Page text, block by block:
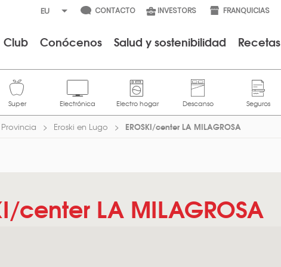
CONTACTO INVESTORS FRANQUICIAS
Club Conócenos Salud y sostenibilidad Recetas
Eroski en Lugo EROSKI/center LA MILAGROSA
center LA MILAGROSA